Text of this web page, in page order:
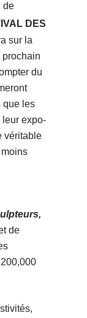
de
DES
sur la
prochain
du
que les
leur expo-
véritable
de